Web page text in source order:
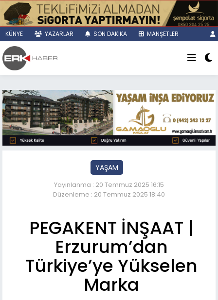
KÜNYE YAZARLAR SON DAKİKA MANŞETLER
YAŞAM
Yayınlanma : 20 Temmuz 2025 16:15
Düzenleme : 20 Temmuz 2025 18:40
PEGAKENT İNŞAAT |
Erzurum’dan
Türkiye’ye Yükselen
Marka